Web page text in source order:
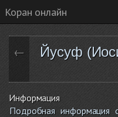
Коран онлайн
← Йусуф
Информация
Подробная информация